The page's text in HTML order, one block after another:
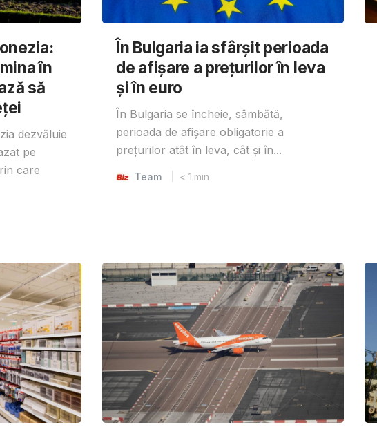
în
să
dezvăluie
pe
care
În Bulgaria ia sfârşit perioada
de afișare a prețurilor în ​​leva
și în euro
În Bulgaria se încheie, sâmbătă,
perioada de afișare obligatorie a
prețurilor atât în ​​leva, cât și în...
Team < 1 min